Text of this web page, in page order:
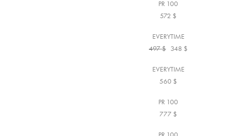
PR 100
572 $
EVERYTIME
497$ 348 $
EVERYTIME
560 $
PR 100
777 $